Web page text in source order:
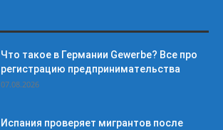
Что такое в Германии Gewerbe? Все про
регистрацию предпринимательства
07.08.2026
Испания проверяет мигрантов после